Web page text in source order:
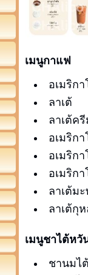
เมนูกาแฟ
อเมริก
ลาเต้
ลาเต้ค
อเมริก
อเมริก
อเมริก
ลาเต้ม
ลาเต้กุ
เมนูชาไต้หวั
ชานมไ